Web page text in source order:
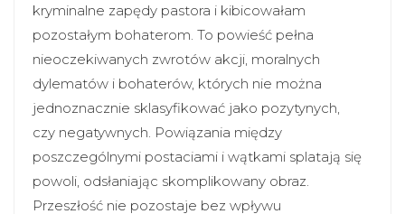
kryminalne zapędy pastora i kibicowałam
pozostałym bohaterom. To powieść pełna
nieoczekiwanych zwrotów akcji, moralnych
dylematów i bohaterów, których nie można
jednoznacznie sklasyfikować jako pozytynych,
czy negatywnych. Powiązania między
poszczególnymi postaciami i wątkami splatają się
powoli, odsłaniając skomplikowany obraz.
Przeszłość nie pozostaje bez wpływu